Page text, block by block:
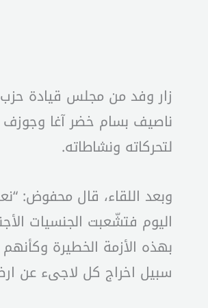
زار وفد من مجلس قيادة
ناصيف بسام خضر آغا وجوزف
لتحركاته ونشاطاته.
وبعد اللقاء، قال محفوض:
اليوم فتشّعبت الجنسيات
بهذه الأزمة الخطيرة
سبيل اخراج كل لاجىء عن